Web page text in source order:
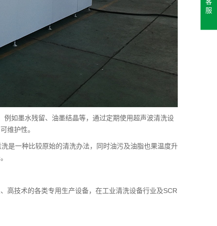
如墨水残留、油墨结晶等，通过定期使用超声波清洗设
维护性。
是一种比较原始的清洗办法，同时油污及油脂也果温度升
高技术的各类专用生产设备，在工业清洗设备行业及SCR
服